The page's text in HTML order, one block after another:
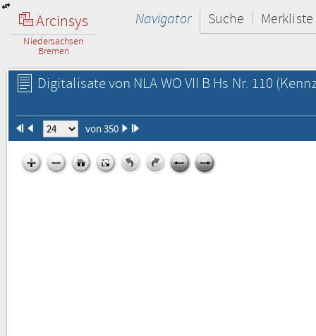
Arcinsys
Niedersachsen
Bremen
Navigator Suche Merkliste
Digitalisate von NLA WO VII B Hs Nr. 110
von 350